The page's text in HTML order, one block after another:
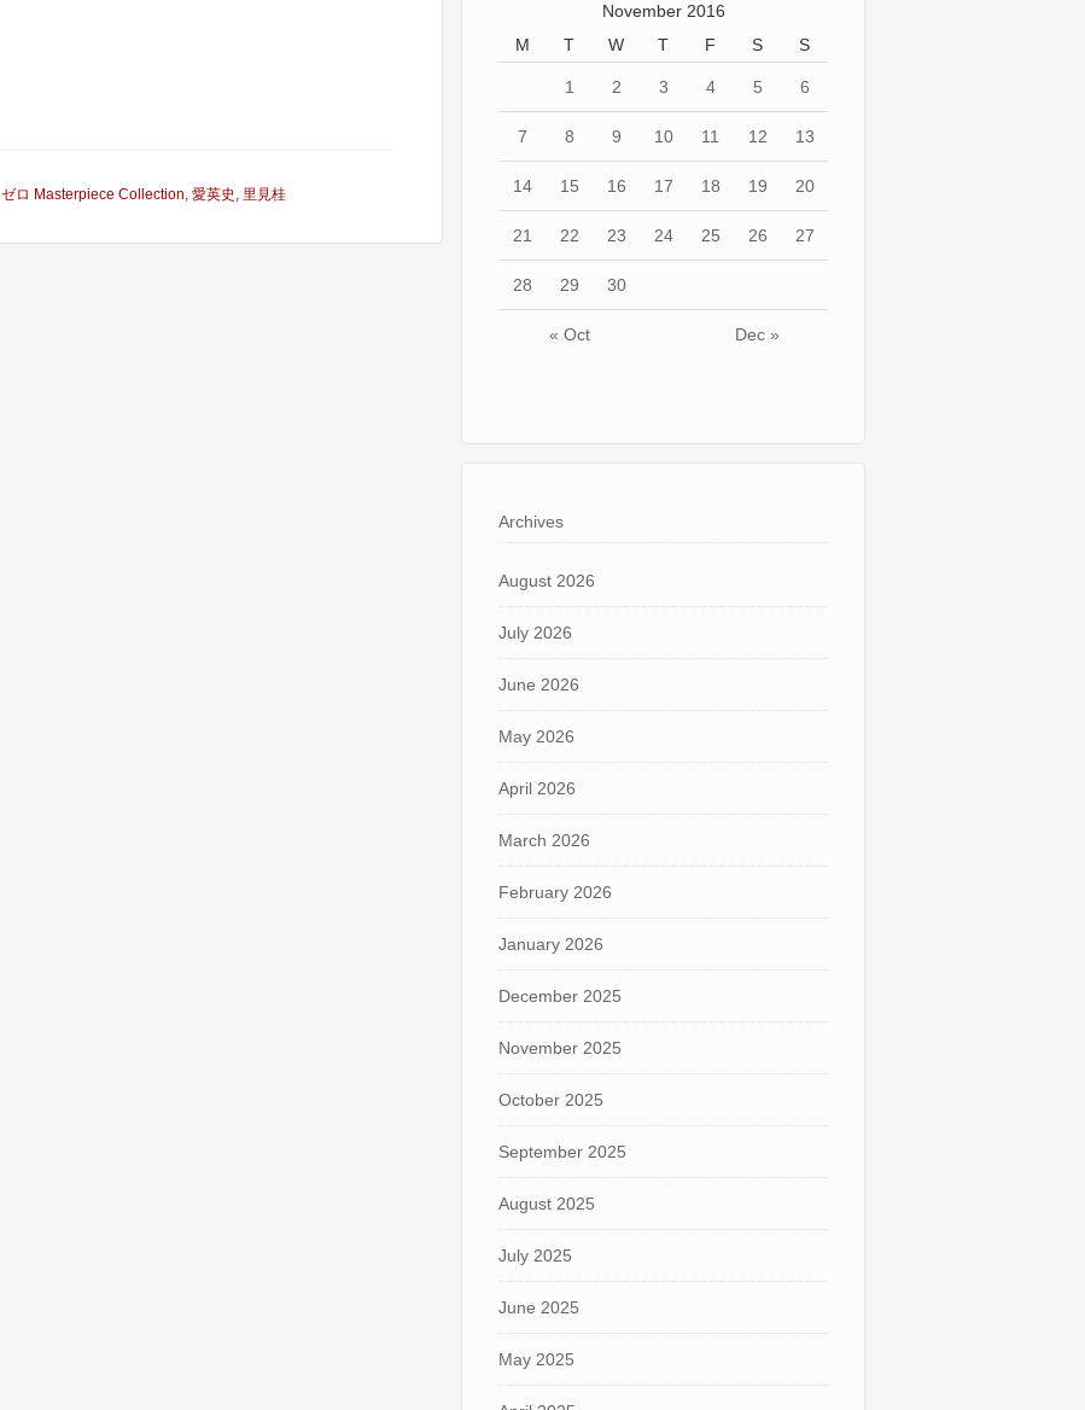
ゼロ Masterpiece Collection, 愛英史 , 里見桂
November 2016
M
T W T F S S
« Oct Dec »
1 2 3 4 5 6
7 8 9 10 11 12 13
14 15 16 17 18 19 20
21 22 23 24 25 26 27
28 29 30
Archives
August 2026
July 2026
June 2026
May 2026
April 2026
March 2026
February 2026
January 2026
December 2025
November 2025
October 2025
September 2025
August 2025
July 2025
June 2025
May 2025